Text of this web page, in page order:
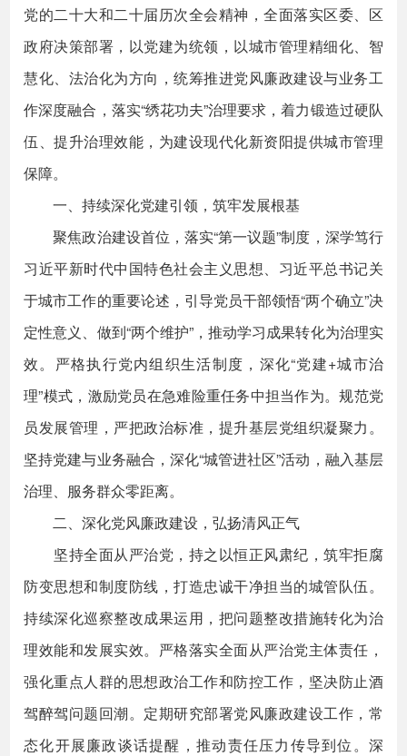
党的二十大和二十届历次全会精神，全面落实区委、区
政府决策部署，以党建为统领，以城市管理精细化、智
慧化、法治化为方向，统筹推进党风廉政建设与业务工
作深度融合，落实“绣花功夫”治理要求，着力锻造过硬队
伍、提升治理效能，为建设现代化新资阳提供城市管理
保障。
一、持续深化党建引领，筑牢发展根基
聚焦政治建设首位，落实“第一议题”制度，深学笃行
习近平新时代中国特色社会主义思想、习近平总书记关
于城市工作的重要论述，引导党员干部领悟“两个确立”决
定性意义、做到“两个维护”，推动学习成果转化为治理实
效。严格执行党内组织生活制度，深化“党建+城市治
理”模式，激励党员在急难险重任务中担当作为。规范党
员发展管理，严把政治标准，提升基层党组织凝聚力。
坚持党建与业务融合，深化“城管进社区”活动，融入基层
治理、服务群众零距离。
二、深化党风廉政建设，弘扬清风正气
坚持全面从严治党，持之以恒正风肃纪，筑牢拒腐
防变思想和制度防线，打造忠诚干净担当的城管队伍。
持续深化巡察整改成果运用，把问题整改措施转化为治
理效能和发展实效。严格落实全面从严治党主体责任，
强化重点人群的思想政治工作和防控工作，坚决防止酒
驾醉驾问题回潮。定期研究部署党风廉政建设工作，常
态化开展廉政谈话提醒，推动责任压力传导到位。深